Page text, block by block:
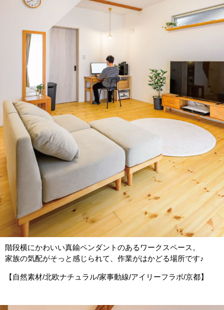
階段横にかわいい真鍮ペンダントのあるワークスペース。
家族の気配がそっと感じられて、作業がはかどる場所です♪
【自然素材/北欧ナチュラル/家事動線/アイリーフラボ/京都】